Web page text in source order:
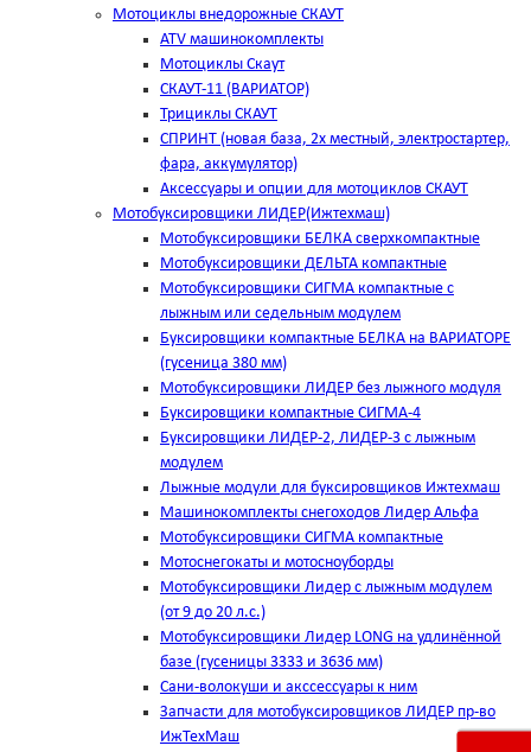
Мотоциклы внедорожные СКАУТ
ATV машинокомплекты
Мотоциклы Скаут
СКАУТ-11 (ВАРИАТОР)
Трициклы СКАУТ
СПРИНТ (новая база, 2х местный, электростартер,
фара, аккумулятор)
Аксессуары и опции для мотоциклов СКАУТ
Мотобуксировщики ЛИДЕР(Ижтехмаш)
Мотобуксировщики БЕЛКА сверхкомпактные
Мотобуксировщики ДЕЛЬТА компактные
Мотобуксировщики СИГМА компактные с
лыжным или седельным модулем
Буксировщики компактные БЕЛКА на ВАРИАТОРЕ
(гусеница 380 мм)
Мотобуксировщики ЛИДЕР без лыжного модуля
Буксировщики компактные СИГМА-4
Буксировщики ЛИДЕР-2, ЛИДЕР-3 c лыжным
модулем
Лыжные модули для буксировщиков Ижтехмаш
Машинокомплекты снегоходов Лидер Альфа
Мотобуксировщики СИГМА компактные
Мотоснегокаты и мотосноуборды
Мотобуксировщики Лидер с лыжным модулем
(от 9 до 20 л.с.)
Мотобуксировщики Лидер LONG на удлинённой
базе (гусеницы 3333 и 3636 мм)
Сани-волокуши и акссессуары к ним
Запчасти для мотобуксировщиков ЛИДЕР пр-во
ИжТехМаш